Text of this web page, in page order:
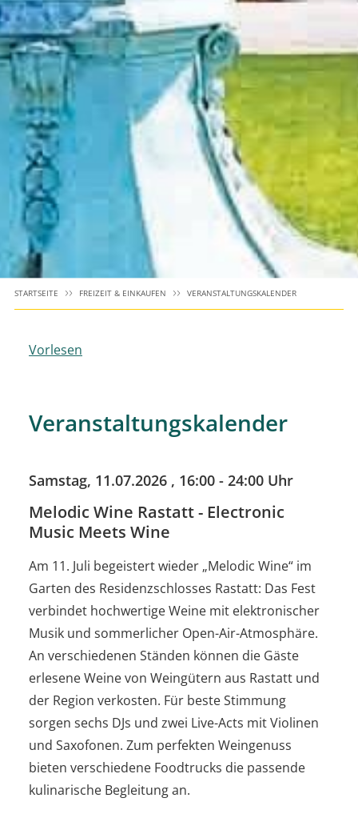
STARTSEITE FREIZEIT & EINKAUFEN VERANSTALTUNGSKALENDER
Vorlesen
Veranstaltungskalender
Samstag, 11.07.2026 , 16:00 - 24:00 Uhr
Melodic Wine Rastatt - Electronic
Music Meets Wine
Am 11. Juli begeistert wieder „Melodic Wine“ im
Garten des Residenzschlosses Rastatt: Das Fest
verbindet hochwertige Weine mit elektronischer
Musik und sommerlicher Open-Air-Atmosphäre.
An verschiedenen Ständen können die Gäste
erlesene Weine von Weingütern aus Rastatt und
der Region verkosten. Für beste Stimmung
sorgen sechs DJs und zwei Live-Acts mit Violinen
und Saxofonen. Zum perfekten Weingenuss
bieten verschiedene Foodtrucks die passende
kulinarische Begleitung an.